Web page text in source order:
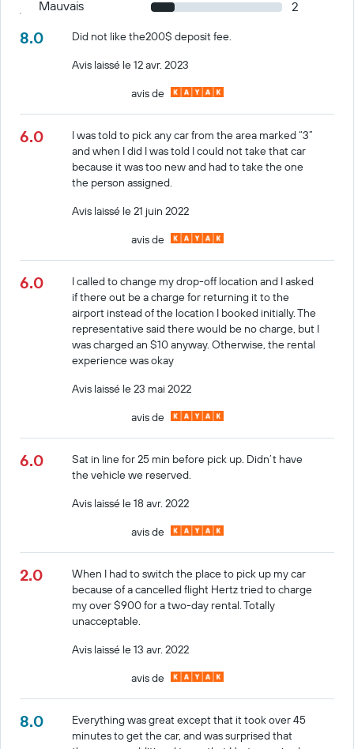
Mauvais 2
8.0
Did not like the200$ deposit fee.
Avis laissé le 12 avr. 2023
avis de
6.0
I was told to pick any car from the area marked “3”
and when I did I was told I could not take that car
because it was too new and had to take the one
the person assigned.
Avis laissé le 21 juin 2022
avis de
6.0
I called to change my drop-off location and I asked
if there out be a charge for returning it to the
airport instead of the location I booked initially. The
representative said there would be no charge, but I
was charged an $10 anyway. Otherwise, the rental
experience was okay
Avis laissé le 23 mai 2022
avis de
6.0
Sat in line for 25 min before pick up. Didn’t have
the vehicle we reserved.
Avis laissé le 18 avr. 2022
avis de
2.0
When I had to switch the place to pick up my car
because of a cancelled flight Hertz tried to charge
my over $900 for a two-day rental. Totally
unacceptable.
Avis laissé le 13 avr. 2022
avis de
8.0
Everything was great except that it took over 45
minutes to get the car, and was surprised that